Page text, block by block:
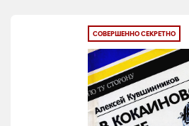
СОВЕРШЕННО СЕКРЕТНО